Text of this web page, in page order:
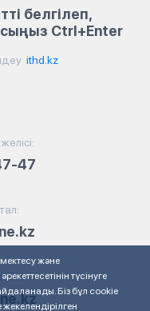
белгілеп,
Ctrl+Enter
ithd.kz
47
және
түсінуге
Біз бұл cookie